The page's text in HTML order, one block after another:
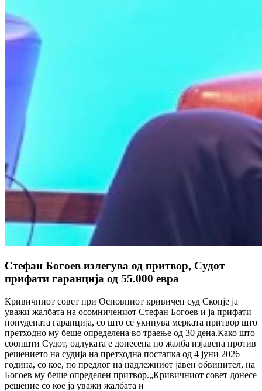
Стефан Богоев излегува од притвор, Судот
прифати гаранција од 55.000 евра
Кривичниот совет при Основниот кривичен суд Скопје ја
уважи жалбата на осомничениот Стефан Богоев и ја прифати
понудената гаранција, со што се укинува мерката притвор што
претходно му беше определена во траење од 30 дена.Како што
соопшти Судот, одлуката е донесена по жалба изјавена против
решението на судија на претходна постапка од 4 јуни 2026
година, со кое, по предлог на надлежниот јавен обвинител, на
Богоев му беше определен притвор.„Кривичниот совет донесе
решение со кое ја уважи жалбата и